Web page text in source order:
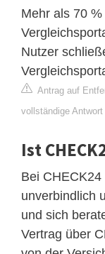
Mehr als 70
Nutzer
Antrag auf
vollständige
Ist
Bei
unverbindlich
und sich
Vertrag über